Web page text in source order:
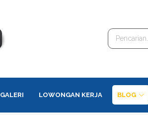
GALERI LOWONGAN KERJA BLOG